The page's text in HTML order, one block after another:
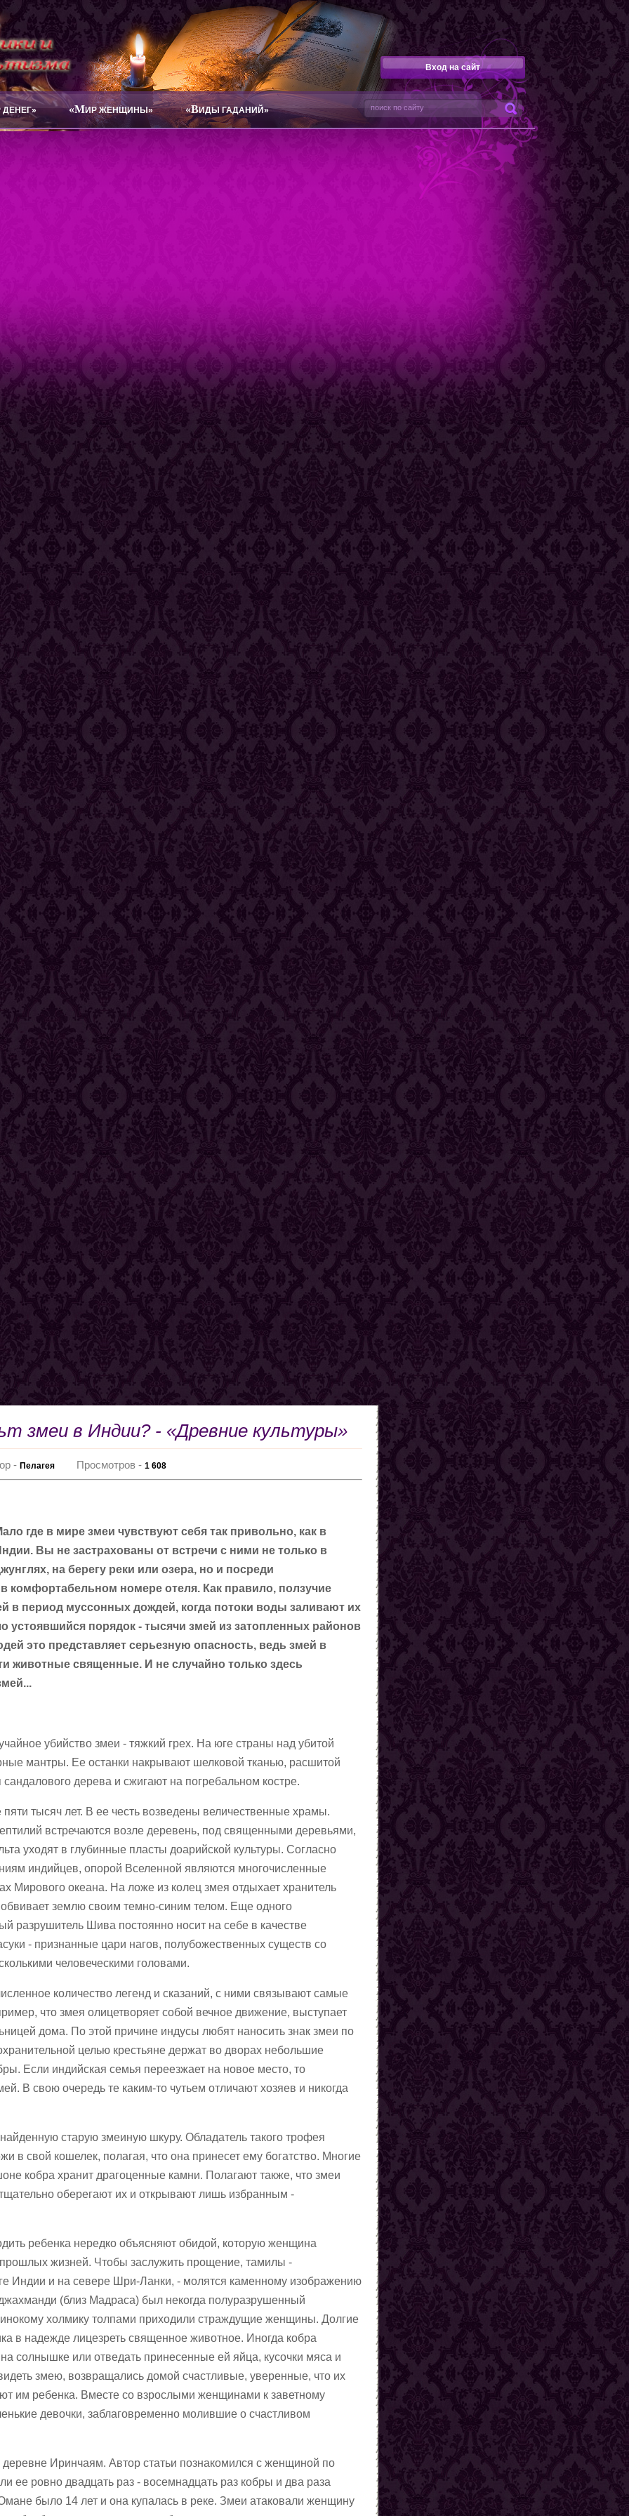
Вход на сайт
ДЕНЕГ» «МИР ЖЕНЩИНЫ» «ВИДЫ ГАДАНИЙ»
змеи в Индии? - «Древние культуры»
-Пелагея Просмотров -1 608
где в мире змеи чувствуют себя так привольно, как в
Вы не застрахованы от встречи с ними не только в
на берегу реки или озера, но и посреди
комфортабельном номере отеля. Как правило, ползучие
период муссонных дождей, когда потоки воды заливают их
устоявшийся порядок - тысячи змей из затопленных районов
это представляет серьезную опасность, ведь змей в
животные священные. И не случайно только здесь
убийство змеи - тяжкий грех. На юге страны над убитой
мантры. Ее останки накрывают шелковой тканью, расшитой
дерева и сжигают на погребальном костре.
тысяч лет. В ее честь возведены величественные храмы.
встречаются возле деревень, под священными деревьями,
уходят в глубинные пласты доарийской культуры. Согласно
индийцев, опорой Вселенной являются многочисленные
океана. На ложе из колец змея отдыхает хранитель
землю своим темно-синим телом. Еще одного
разрушитель Шива постоянно носит на себе в качестве
- признанные цари нагов, полубожественных существ со
человеческими головами.
количество легенд и сказаний, с ними связывают самые
что змея олицетворяет собой вечное движение, выступает
дома. По этой причине индусы любят наносить знак змеи по
целью крестьяне держат во дворах небольшие
Если индийская семья переезжает на новое место, то
В свою очередь те каким-то чутьем отличают хозяев и никогда
старую змеиную шкуру. Обладатель такого трофея
в свой кошелек, полагая, что она принесет ему богатство. Многие
кобра хранит драгоценные камни. Полагают также, что змеи
оберегают их и открывают лишь избранным -
ребенка нередко объясняют обидой, которую женщина
жизней. Чтобы заслужить прощение, тамилы -
Индии и на севере Шри-Ланки, - молятся каменному изображению
(близ Мадраса) был некогда полуразрушенный
холмику толпами приходили страждущие женщины. Долгие
в надежде лицезреть священное животное. Иногда кобра
солнышке или отведать принесенные ей яйца, кусочки мяса и
змею, возвращались домой счастливые, уверенные, что их
им ребенка. Вместе со взрослыми женщинами к заветному
девочки, заблаговременно молившие о счастливом
Иринчаям. Автор статьи познакомился с женщиной по
ее ровно двадцать раз - восемнадцать раз кобры и два раза
было 14 лет и она купалась в реке. Змеи атаковали женщину